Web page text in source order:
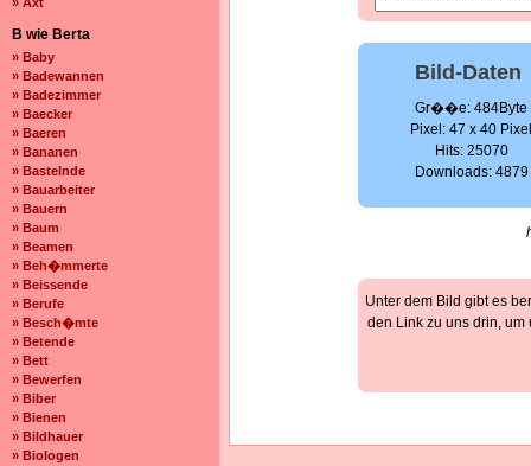
B wie Berta
» Baby
» Badewannen
» Badezimmer
» Baecker
» Baeren
» Bananen
» Bastelnde
» Bauarbeiter
» Bauern
» Baum
» Beamen
» Beh�mmerte
» Beissende
» Berufe
» Besch�mte
» Betende
» Bett
» Bewerfen
» Biber
» Bienen
» Bildhauer
» Biologen
Bild-Daten
Gr��e: 484Byte
Pixel: 47 x 40
Hits: 25070
Downloads: 4879
Unter dem Bild gibt es
den Link zu uns drin,